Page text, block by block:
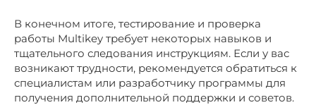
В конечном итоге, тестирование и проверка
работы Multikey требует некоторых навыков и
тщательного следования инструкциям. Если у вас
возникают трудности, рекомендуется обратиться к
специалистам или разработчику программы для
получения дополнительной поддержки и советов.